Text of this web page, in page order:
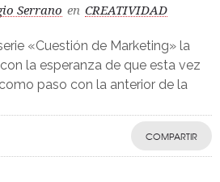
Serrano en CREATIVIDAD
«Cuestión de Marketing» la
la esperanza de que esta vez
paso con la anterior de la
COMPARTIR